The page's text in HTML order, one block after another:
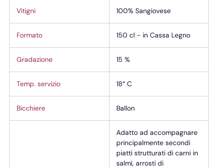
Vitigni 100% Sangiovese
Formato 150 cl - in Cassa Legno
Gradazione 15 %
Temp. servizio 18° C
Bicchiere Ballon
Adatto ad accompagnare
principalmente secondi
piatti strutturati di carni in
salmì, arrosti di